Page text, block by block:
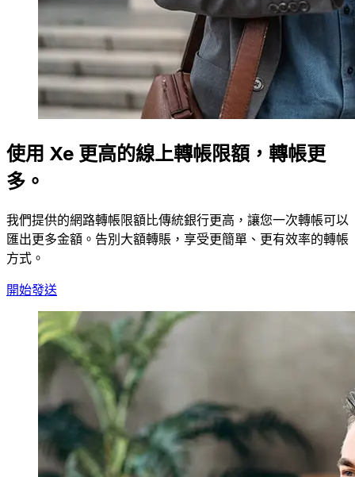
使用 Xe 更高的線上轉帳限額，轉帳更
多。
我們提供的網路轉帳限額比傳統銀行更高，讓您一次轉帳可以
匯出更多金額。告別大額轉賬，享受更簡單、更有效率的轉帳
方式。
開始發送